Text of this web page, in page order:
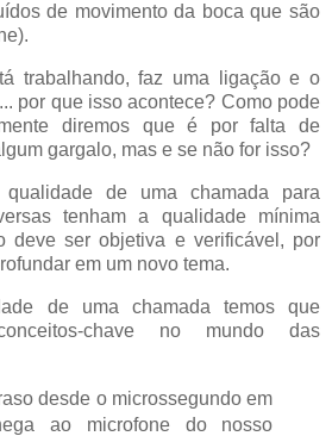
de movimento da boca que são
trabalhando, faz uma ligação e o
por que isso acontece? Como pode
diremos que é por falta de
gargalo, mas e se não for isso?
de uma chamada para
tenham a qualidade mínima
deve ser objetiva e verificável, por
em um novo tema.
de uma chamada temos que
chave no mundo das
desde o microssegundo em
ao microfone do nosso